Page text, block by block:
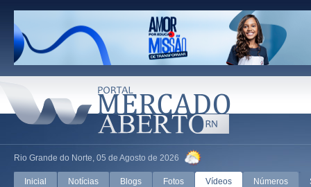
Rio Grande do Norte, 05 de Agosto de 2026
Inicial Notícias Blogs Fotos Vídeos Números